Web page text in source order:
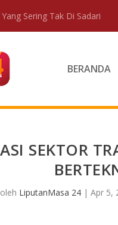
Sering Tak Di Sadari
BERANDA
SEKTOR
LiputanMasa 24| Apr 5,